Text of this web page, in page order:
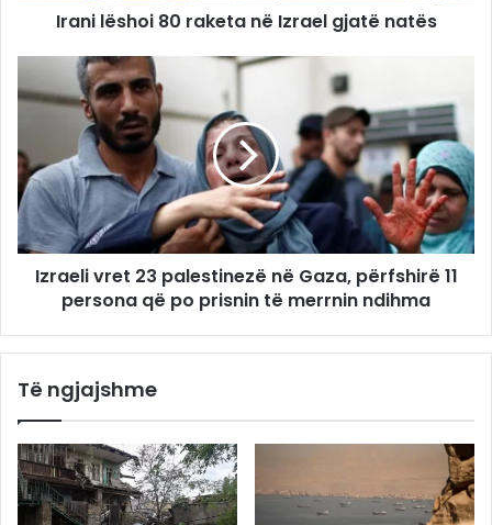
Irani lëshoi 80 raketa në Izrael gjatë natës
Izraeli vret 23 palestinezë në Gaza, përfshirë 11
persona që po prisnin të merrnin ndihma
Të ngjajshme